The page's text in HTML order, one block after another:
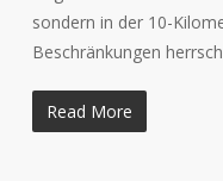
sondern in der 10-
Beschränkungen
Read More